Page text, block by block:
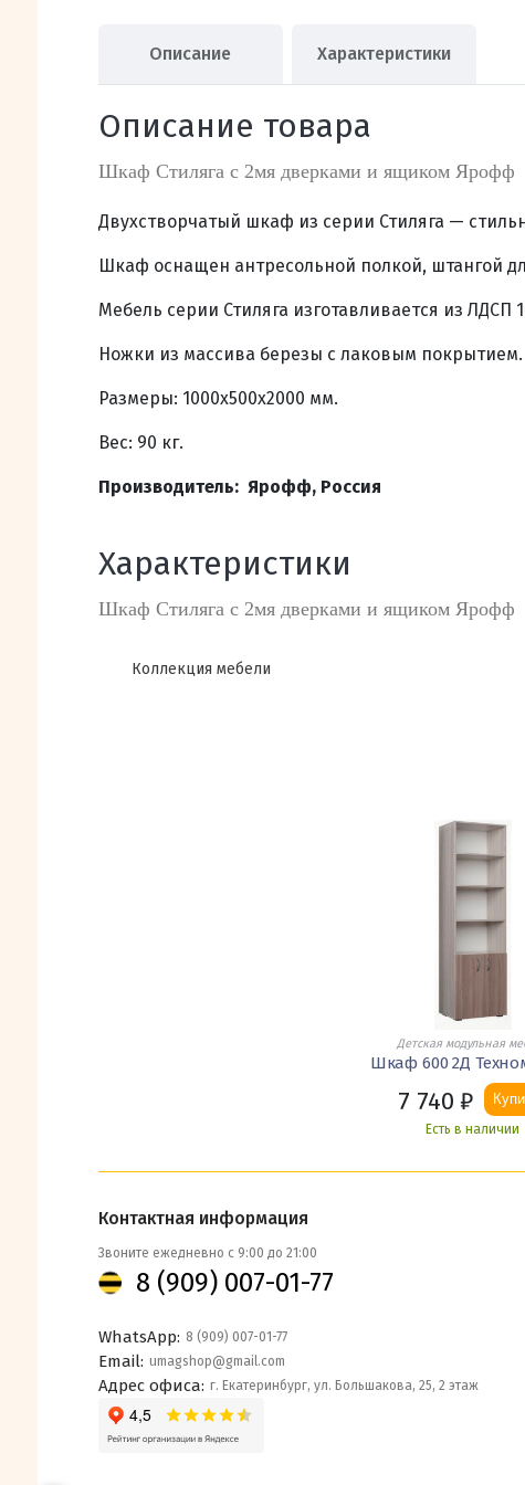
Описание Характеристики
Описание товара
Шкаф Стиляга с 2мя дверками и ящиком Ярофф
Двухстворчатый шкаф из серии Стиляга —
Шкаф оснащен антресольной полкой, штангой
Мебель серии Стиляга изготавливается из ЛДСП
Ножки из массива березы с лаковым покрытием.
Размеры: 1000х500х2000 мм.
Вес: 90 кг.
Производитель: Ярофф, Россия
Характеристики
Шкаф Стиляга с 2мя дверками и ящиком Ярофф
Коллекция мебели
Детская модульная
Шкаф 600 2Д
7 740 ₽
Есть в наличии
Контактная информация
Звоните ежедневно с 9:00 до 21:00
8 (909) 007-01-77
WhatsApp: 8 (909) 007-01-77
Email: umagshop@gmail.com
Адрес офиса: г. Екатеринбург, ул. Большакова, 25, 2 этаж